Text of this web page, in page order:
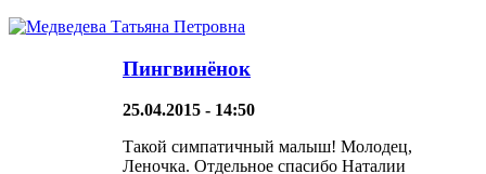
Пингвинёнок
25.04.2015 - 14:50
Такой симпатичный малыш! Молодец,
Леночка. Отдельное спасибо Наталии